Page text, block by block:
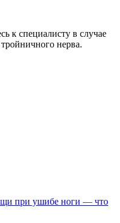
к специалисту в случае
нерва.
при ушибе ноги — что